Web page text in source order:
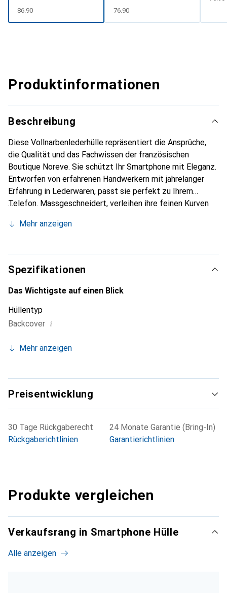
CHF
86.90 CHF
76.90
Produktinformationen
Beschreibung
Diese Vollnarbenlederhülle repräsentiert die Ansprüche,
die Qualität und das Fachwissen der französischen
Boutique Noreve. Sie schützt Ihr Smartphone mit Eleganz.
Entworfen von erfahrenen Handwerkern mit jahrelanger
Erfahrung in Lederwaren, passt sie perfekt zu Ihrem
Telefon. Massgeschneidert, verleihen ihre feinen Kurven
unverzichtbaren Accessoire für Ihr Smartphone. Die Marke
anerkannt und eine zuverlässige Wahl für eine
anspruchsvolle Kundschaft.
Mehr anzeigen
Spezifikationen
Das Wichtigste auf einen Blick
Hüllentyp
Backcover i
Mehr anzeigen
Preisentwicklung
30 Tage Rückgaberecht
Rückgaberichtlinien
24 Monate Garantie (Bring-In)
Garantierichtlinien
Produkte vergleichen
Verkaufsrang in Smartphone Hülle
Alle anzeigen